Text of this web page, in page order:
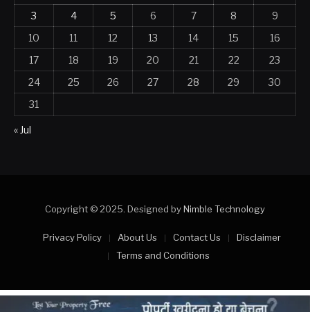
3
4 5 6 7 8
9
10
11 12 13 14 15
16
17
18 19 20 21 22
23
24
25 26 27 28 29
30
31
« Jul
Copyright © 2025. Designed byNimble Technology
Privacy Policy About Us Contact Us
Disclaimer
Terms and Conditions